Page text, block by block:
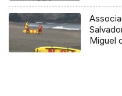
Miguel